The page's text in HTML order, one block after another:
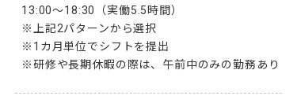
13:00～18:30（実働5.5時間）
※上記2パターンから選択
※1カ月単位でシフトを提出
※研修や長期休暇の際は、午前中のみの勤務あり